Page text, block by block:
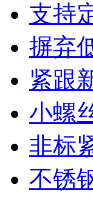
支持
摒弃
紧跟
小螺
非标
不锈